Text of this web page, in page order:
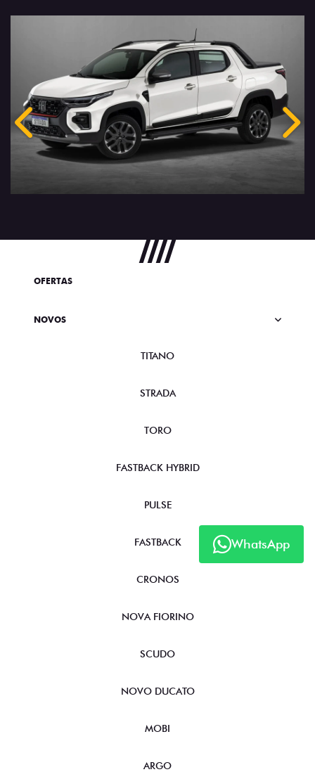
Anterior
WhatsApp
OFERTAS
NOVOS
TITANO
STRADA
TORO
FASTBACK HYBRID
PULSE
FASTBACK
CRONOS
NOVA FIORINO
SCUDO
NOVO DUCATO
MOBI
ARGO